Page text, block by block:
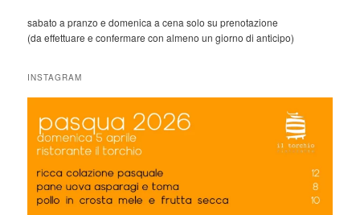
sabato a pranzo e domenica a cena solo su prenotazione
(da effettuare e confermare con almeno un giorno di anticipo)
INSTAGRAM